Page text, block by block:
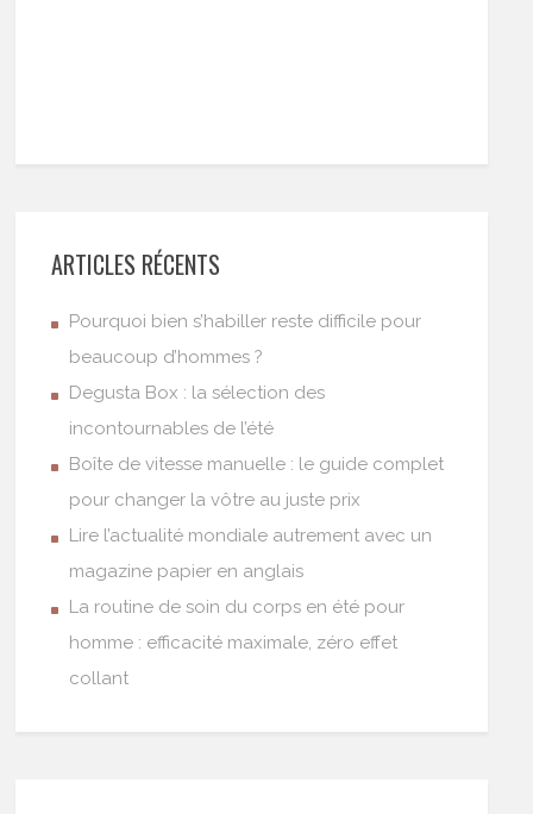
ARTICLES RÉCENTS
Pourquoi bien s’habiller reste difficile pour
beaucoup d’hommes ?
Degusta Box : la sélection des
incontournables de l’été
Boîte de vitesse manuelle : le guide complet
pour changer la vôtre au juste prix
Lire l’actualité mondiale autrement avec un
magazine papier en anglais
La routine de soin du corps en été pour
homme : efficacité maximale, zéro effet
collant